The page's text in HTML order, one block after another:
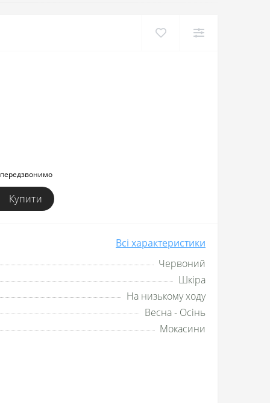
Купити
Всі характеристики
Червоний
Шкіра
На низькому ходу
Весна - Осінь
Мокасини